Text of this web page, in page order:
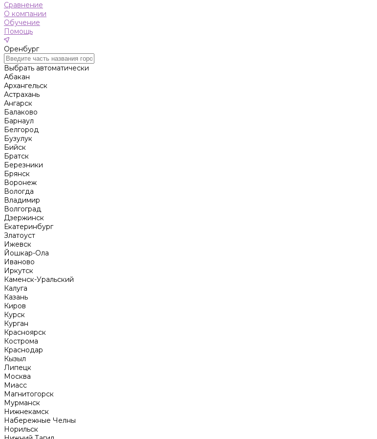
Сравнение
О компании
Обучение
Помощь
Оренбург
Выбрать автоматически
Абакан
Архангельск
Астрахань
Ангарск
Балаково
Барнаул
Белгород
Бузулук
Бийск
Братск
Березники
Брянск
Воронеж
Вологда
Владимир
Волгоград
Дзержинск
Екатеринбург
Златоуст
Ижевск
Йошкар-Ола
Иваново
Иркутск
Каменск-Уральский
Калуга
Казань
Киров
Курск
Курган
Красноярск
Кострома
Краснодар
Кызыл
Липецк
Москва
Миасс
Магнитогорск
Мурманск
Нижнекамск
Набережные Челны
Норильск